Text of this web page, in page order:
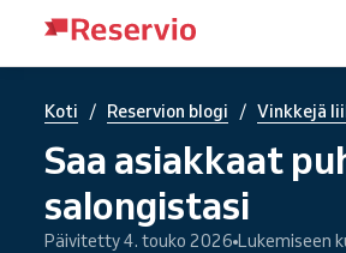
Koti / Reservion blogi / Vinkkejä
Saa asiakkaat
salongistasi
Päivitetty 4. touko 2026 Lukemiseen